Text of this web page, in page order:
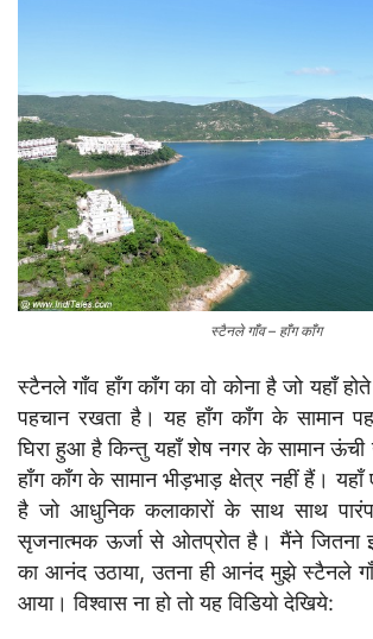
स्टैनले गाँव – हाँग काँग
स्टैनले गाँव हाँग काँग का वो कोना है जो यहाँ
पहचान रखता है। यह हाँग काँग के सामान
घिरा हुआ है किन्तु यहाँ शेष नगर के सामान ऊंची
हाँग काँग के सामान भीड़भाड़ क्षेत्र नहीं हैं। यहाँ
है जो आधुनिक कलाकारों के साथ साथ
सृजनात्मक ऊर्जा से ओतप्रोत है। मैंने जितना
का आनंद उठाया, उतना ही आनंद मुझे स्टैनले
आया। विश्वास ना हो तो यह विडियो देखिये: